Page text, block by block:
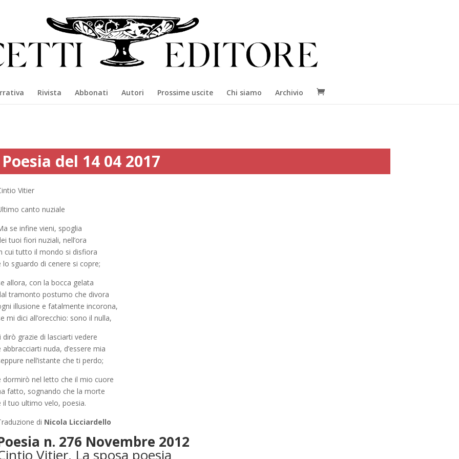
Rivista Abbonati Autori Prossime uscite Chi siamo Archivio
Poesia del 14 04 2017
Vitier
canto nuziale
se infine vieni, spoglia
tuoi fiori nuziali, nell’ora
cui tutto il mondo si disfiora
lo sguardo di cenere si copre;
allora, con la bocca gelata
tramonto postumo che divora
illusione e fatalmente incorona,
mi dici all’orecchio: sono il nulla,
dirò grazie di lasciarti vedere
abbracciarti nuda, d’essere mia
nell’istante che ti perdo;
dormirò nel letto che il mio cuore
fatto, sognando che la morte
il tuo ultimo velo, poesia.
di Nicola Licciardello
n. 276 Novembre 2012
Vitier. La sposa poesia